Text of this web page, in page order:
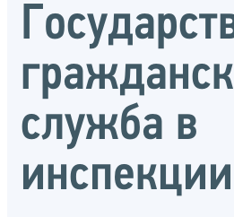
служба в
инспекции